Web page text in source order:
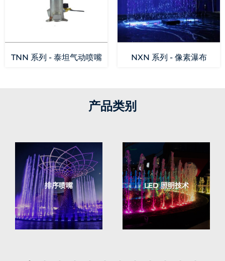
TNN 系列 - 泰坦气动喷嘴 NXN 系列 - 像素瀑布
产品类别
排序喷嘴 LED 照明技术